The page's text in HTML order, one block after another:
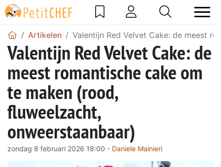
Artikelen Valentijn Red Velvet Cake: de meest
Valentijn Red Velvet Cake: de
meest romantische cake om
te maken (rood,
fluweelzacht,
onweerstaanbaar)
zondag 8 februari 2026 18:00 - Daniele Mainieri